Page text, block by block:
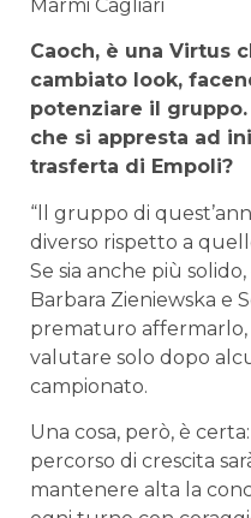
Marmi Cagliari
Caoch, è una Virtus
cambiato look,
potenziare il
che si appresta ad
trasferta di Empoli?
“ll gruppo di
diverso rispetto a
Se sia anche più
Barbara Zieniewska e
prematuro
valutare solo dopo
campionato.
Una cosa, però, è
percorso di crescita
mantenere alta la